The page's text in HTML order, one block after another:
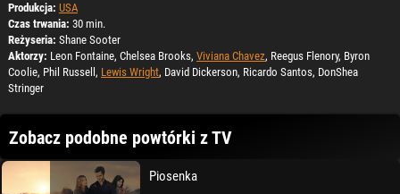
Produkcja: USA
Czas trwania: 30 min.
Reżyseria: Shane Sooter
Aktorzy: Leon Fontaine, Chelsea Brooks, Viviana Chavez, Reegus Flenory, Byron
Coolie, Phil Russell, Lewis Wright, David Dickerson, Ricardo Santos, DonShea
Stringer
Zobacz podobne powtórki z TV
Piosenka